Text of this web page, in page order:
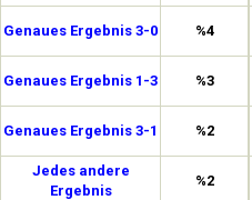
Genaues Ergebnis 3-0 %4
Genaues Ergebnis 1-3 %3
Genaues Ergebnis 3-1 %2
Jedes andere
Ergebnis
%2